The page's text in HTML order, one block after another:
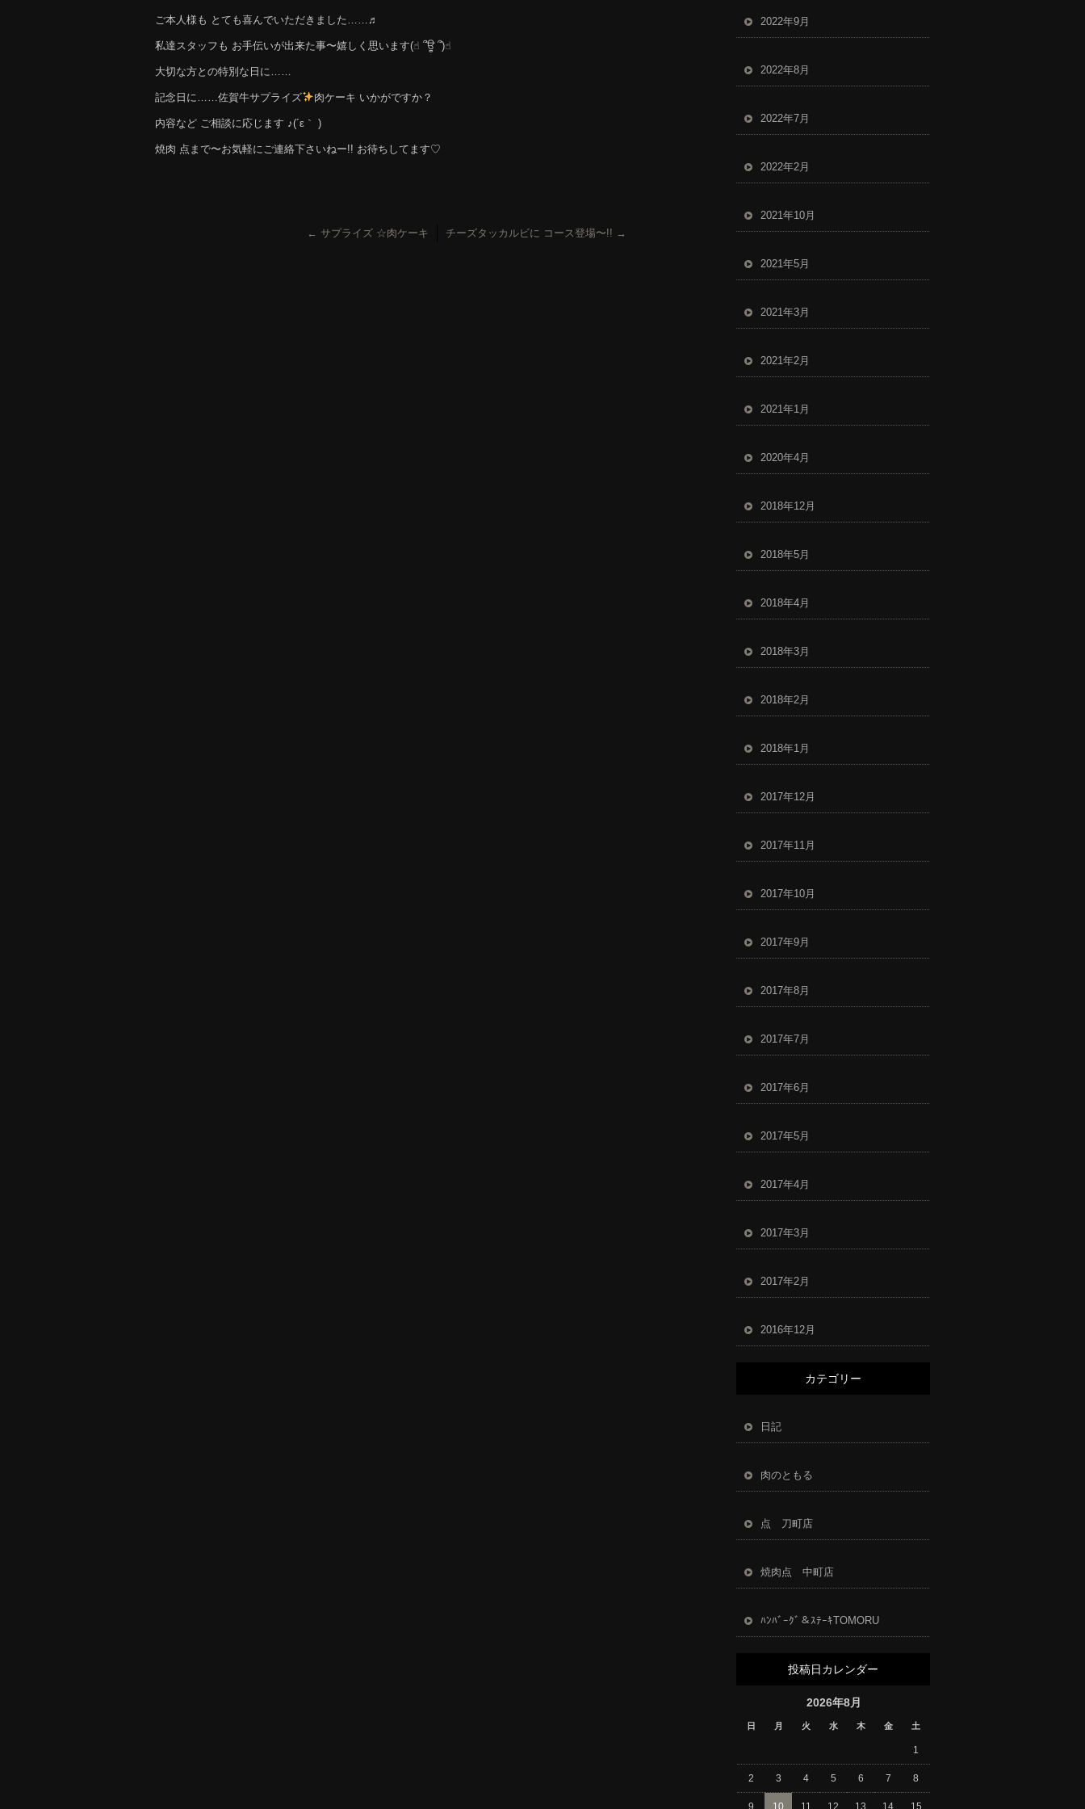
ご本人様も とても喜んでいただきました……♬
私達スタッフも お手伝いが出来た事〜嬉しく思います(☝︎ ՞ਊ ՞)☝︎
大切な方との特別な日に……
記念日に……佐賀牛サプライズ 肉ケーキ いかがですか？
内容など ご相談に応じます ♪(´ε｀ )
焼肉 点まで〜お気軽にご連絡下さいねー!! お待ちしてます♡
← サプライズ ☆肉ケーキ チーズタッカルビに コース登場〜!! →
2022年9月
2022年8月
2022年7月
2022年2月
2021年10月
2021年5月
2021年3月
2021年2月
2021年1月
2020年4月
2018年12月
2018年5月
2018年4月
2018年3月
2018年2月
2018年1月
2017年12月
2017年11月
2017年10月
2017年9月
2017年8月
2017年7月
2017年6月
2017年5月
2017年4月
2017年3月
2017年2月
2016年12月
カテゴリー
日記
肉のともる
点 刀町店
焼肉点 中町店
ﾊﾝﾊﾞｰｸﾞ＆ｽﾃｰｷTOMORU
投稿日カレンダー
2026年8月
日 月 火 水 木 金 土
1
2 3 4 5 6 7 8
9 10 11 12 13 14 15